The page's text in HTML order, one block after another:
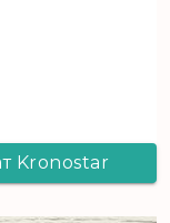
Kronostar